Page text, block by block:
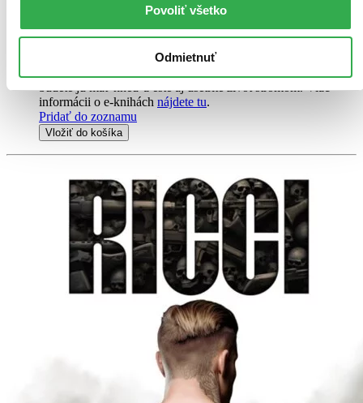
Povoliť všetko
Odmietnuť
E-kniha PDF EPUB MOBI
Máte čítačku, tablet alebo mobil? Stiahnite si do nich e-knihu:
budete ju mať hneď a ešte aj ušetríte život stromom. Viac
informácii o e-knihách nájdete tu.
Pridať do zoznamu
Vložiť do košíka